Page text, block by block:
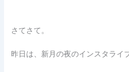
さてさて。
昨日は、新月の夜のインスタライ